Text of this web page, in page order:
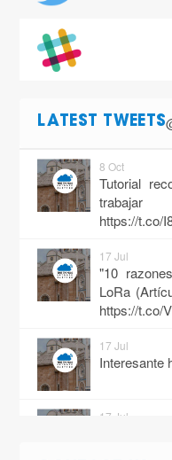
LATEST TWEETS
8 Oct
Tutorial
https://t.co/
17 Jul
"10
LoRa
https://t.co/
17 Jul
Interesante
17 Jul